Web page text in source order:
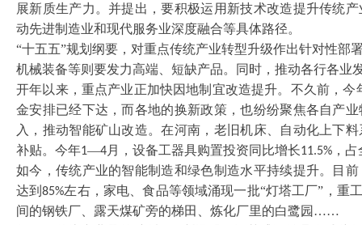
展新质生产力。并提出，要积极运用新技术改造提升传统
动先进制造业和现代服务业深度融合等具体路径。
“十五五”规划纲要，对重点传统产业转型升级作出针对性部
机械装备等则要发力高端、短缺产品。同时，推动各行各业
开年以来，重点产业正加快因地制宜改造提升。不久前，今
金安排已经下达，而各地的换新政策，也纷纷聚焦各自产
入，推动智能矿山改造。在河南，老旧机床、自动化上下
补贴。今年1—4月，设备工器具购置投资同比增长11.5% ，
如今，传统产业的智能制造和绿色制造水平持续提升。目
达到85%左右，家电、食品等领域涌现一批“灯塔工厂”，重
间的钢铁厂、露天煤矿旁的梯田、炼化厂里的白鹭园……